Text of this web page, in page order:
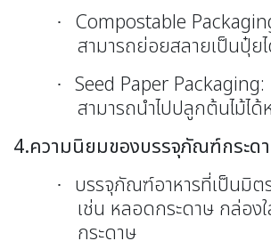
· Compostable
สามารถย่อยสลายเป็นปุ๋ย
· Seed Paper Packaging:
สามารถนำไปปลูกต้นไม้ได้
4.ความนิยมของบรรจุภัณฑ์กระด
·
บรรจุภัณฑ์อาหารที่เป็นมิ
เช่น หลอดกระดาษ กล่อง
กระดาษ